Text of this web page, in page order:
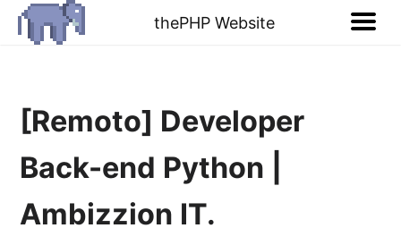
thePHP Website
[Remoto] Developer
Back-end Python |
Ambizzion IT.